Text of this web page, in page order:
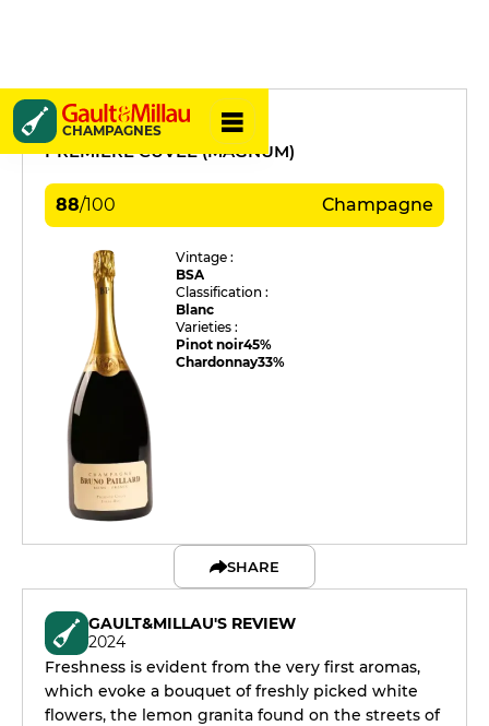
CHAMPAGNES
Bruno Paillard
PREMIÈRE CUVÉE (MAGNUM)
88/100 Champagne
Vintage :
BSA
Classification :
Blanc
Varieties :
Pinot noir45%
Chardonnay33%
SHARE
GAULT&MILLAU'S REVIEW
2024
Freshness is evident from the very first aromas,
which evoke a bouquet of freshly picked white
flowers, the lemon granita found on the streets of